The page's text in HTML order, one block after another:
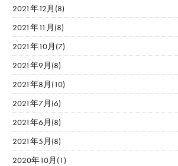
2021年12月(8)
2021年11月(8)
2021年10月(7)
2021年9月(8)
2021年8月(10)
2021年7月(6)
2021年6月(8)
2021年5月(8)
2020年10月(1)